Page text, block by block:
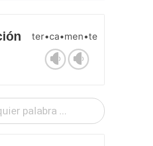
ter•ca•men•te